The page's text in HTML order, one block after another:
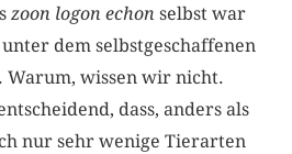
zoon logon echonselbst war
dem selbstgeschaffenen
Warum, wissen wir nicht.
dass, anders als
nur sehr wenige Tierarten